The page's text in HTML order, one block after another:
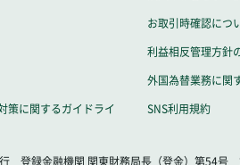
お取引時確認につ
利益相反管理方針
外国為替業務に関
策に関するガイドライ
SNS利用規約
登録金融機関 関東財務局長（登金）第54号